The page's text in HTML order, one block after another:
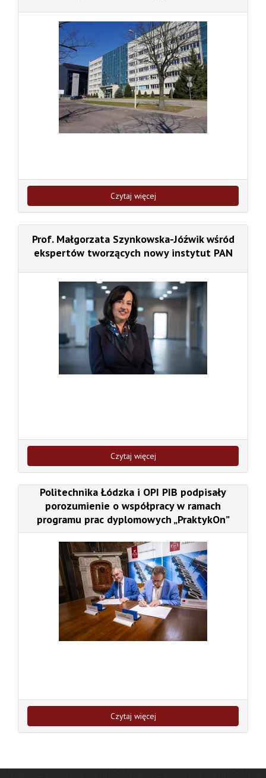
Czytaj więcej
Prof. Małgorzata Szynkowska-Jóźwik wśród
ekspertów tworzących nowy instytut PAN
Czytaj więcej
Politechnika Łódzka i OPI PIB podpisały
porozumienie o współpracy w ramach
programu prac dyplomowych „PraktykOn”
Czytaj więcej